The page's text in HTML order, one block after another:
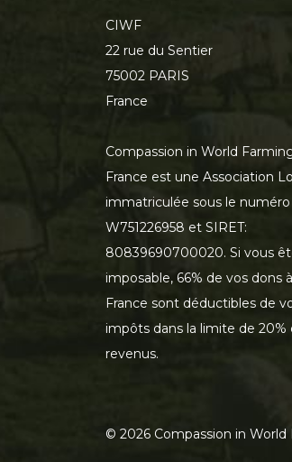
CIWF
22 rue du Sentier
75002 PARIS
France
Compassion in World
France est une Association
immatriculée sous le numéro
W751226958 et SIRET:
80839690700020. Si vous
imposable, 66% de vos dons
France sont déductibles de
impôts dans la limite de 20%
revenus.
© 2026 Compassion in